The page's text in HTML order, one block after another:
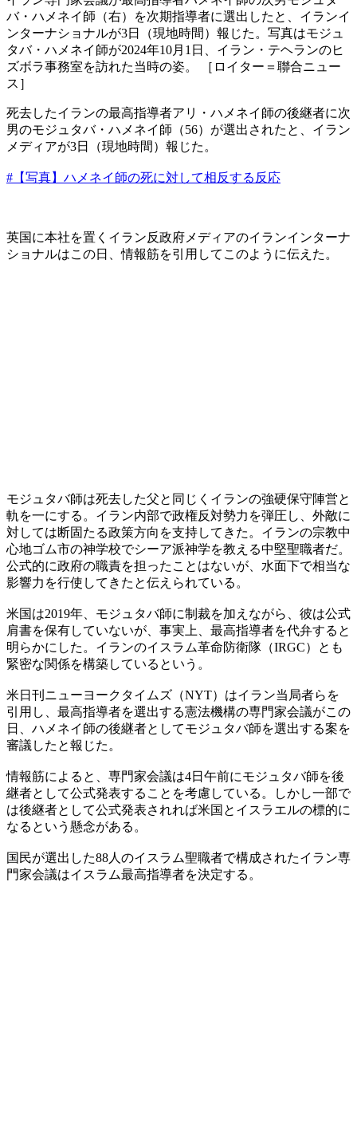
バ・ハメネイ師（右）を次期指導者に選出したと、イランイ
ンターナショナルが3日（現地時間）報じた。写真はモジュ
タバ・ハメネイ師が2024年10月1日、イラン・テヘランのヒ
ズボラ事務室を訪れた当時の姿。 ［ロイター＝聯合ニュー
ス］
死去したイランの最高指導者アリ・ハメネイ師の後継者に次
男のモジュタバ・ハメネイ師（56）が選出されたと、イラン
メディアが3日（現地時間）報じた。
#【写真】ハメネイ師の死に対して相反する反応
英国に本社を置くイラン反政府メディアのイランインターナ
ショナルはこの日、情報筋を引用してこのように伝えた。
モジュタバ師は死去した父と同じくイランの強硬保守陣営と
軌を一にする。イラン内部で政権反対勢力を弾圧し、外敵に
対しては断固たる政策方向を支持してきた。イランの宗教中
心地ゴム市の神学校でシーア派神学を教える中堅聖職者だ。
公式的に政府の職責を担ったことはないが、水面下で相当な
影響力を行使してきたと伝えられている。
米国は2019年、モジュタバ師に制裁を加えながら、彼は公式
肩書を保有していないが、事実上、最高指導者を代弁すると
明らかにした。イランのイスラム革命防衛隊（IRGC）とも
緊密な関係を構築しているという。
米日刊ニューヨークタイムズ（NYT）はイラン当局者らを
引用し、最高指導者を選出する憲法機構の専門家会議がこの
日、ハメネイ師の後継者としてモジュタバ師を選出する案を
審議したと報じた。
情報筋によると、専門家会議は4日午前にモジュタバ師を後
継者として公式発表することを考慮している。しかし一部で
は後継者として公式発表されれば米国とイスラエルの標的に
なるという懸念がある。
国民が選出した88人のイスラム聖職者で構成されたイラン専
門家会議はイスラム最高指導者を決定する。